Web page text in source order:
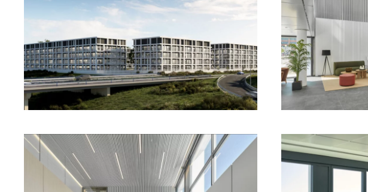
Ampliar